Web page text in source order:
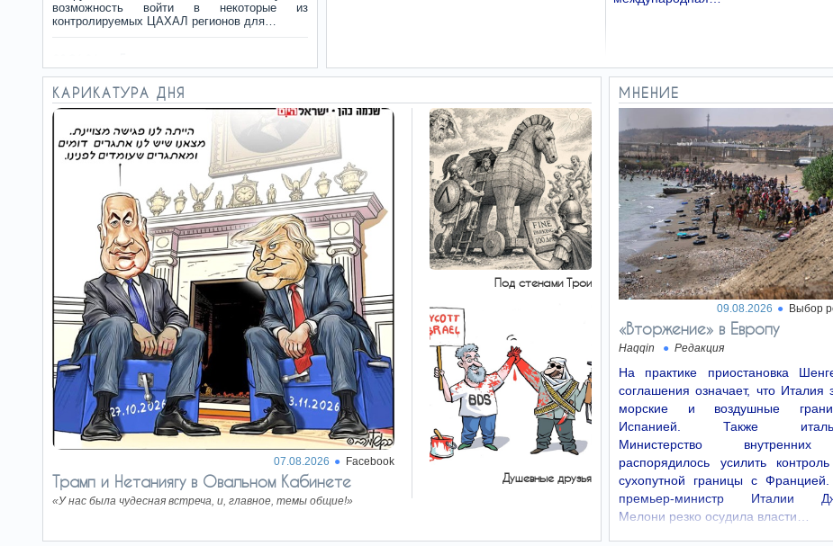
возможность войти в некоторые из
контролируемых ЦАХАЛ регионов для…
ещё правее!
На политическом рынке образовалась ниша,
которую заполнила Restore, возглавляемая
Лоу, бывшим…
26.06.26 Пожалуй, оно и хорошо
Сейчас в корейской печати всё чаще говорят
о том, что нынешние двадцатилетние
превращаются в…
Путин нервничает, но
продолжает затягивать войну
Не надо искать в позиции Путина никакого,
даже своеобразно понятого державного
интереса. По всем…
22.06.26
Как война с Ираном пошла не
по плану
Итог войны сведётся к одному из двух
вариантов: либо смена режима и победа США
с Израилем, либо…
КАРИКАТУРА ДНЯ
07.08.2026 Facebook
Трамп и Нетаниягу в Овальном Кабинете
«У нас была чудесная встреча, и, главное, темы общие!»
Под стенами Трои
Душевные друзья
МНЕНИЕ
09.08.2026 Выбор
«Вторжение» в Европу
Haqqin Редакция
На практике приостановка
соглашения означает, что Италия
морские и воздушные
Испанией. Также
Министерство
распорядилось усилить
сухопутной границы с
премьер-министр Италии
Мелони резко осудила власти…